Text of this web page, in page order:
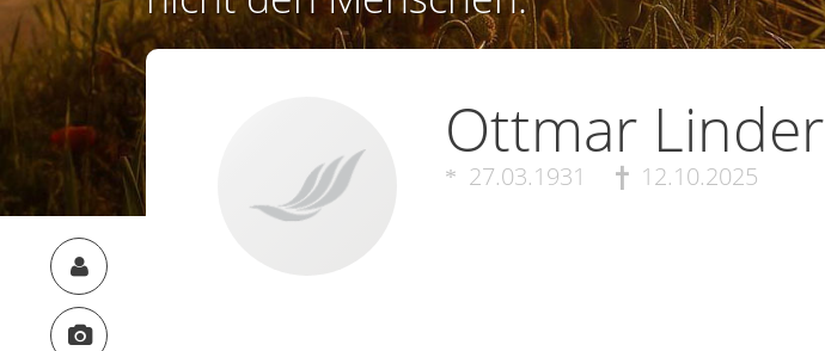
Ottmar Linder
27.03.1931 12.10.2025